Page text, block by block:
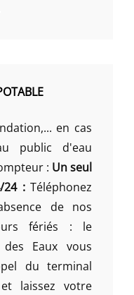
en cas
public d'eau
: Un seul
24 :Téléphonez
de nos
fériés : le
Eaux vous
du terminal
laissez votre